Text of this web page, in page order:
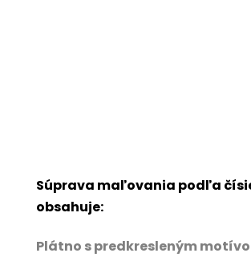
Súprava maľovania podľa
obsahuje:
Plátno s predkresleným